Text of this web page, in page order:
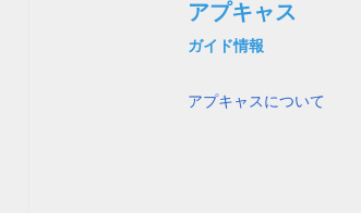
アプキャス
ガイド情報
アプキャスについて